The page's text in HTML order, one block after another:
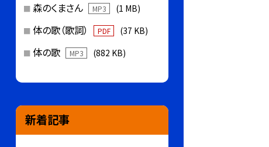
森のくまさん MP3 (1 MB)
体の歌（歌詞） PDF (37 KB)
体の歌 MP3 (882 KB)
新着記事